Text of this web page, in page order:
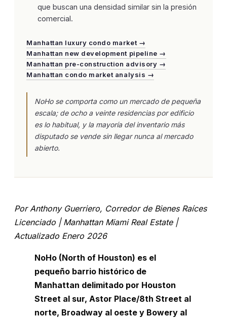
que buscan una densidad similar sin la presión
comercial.
Manhattan luxury condo market →
Manhattan new development pipeline →
Manhattan pre-construction advisory →
Manhattan condo market analysis →
NoHo se comporta como un mercado de pequeña
escala; de ocho a veinte residencias por edificio
es lo habitual, y la mayoría del inventario más
disputado se vende sin llegar nunca al mercado
abierto.
Por Anthony Guerriero, Corredor de Bienes Raíces
Licenciado | Manhattan Miami Real Estate |
Actualizado Enero 2026
NoHo (North of Houston) es el
pequeño barrio histórico de
Manhattan delimitado por Houston
Street al sur, Astor Place/8th Street al
norte, Broadway al oeste y Bowery al